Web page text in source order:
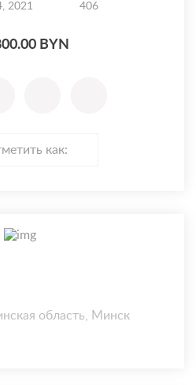
2021 406
BYN
как:
область, Минск